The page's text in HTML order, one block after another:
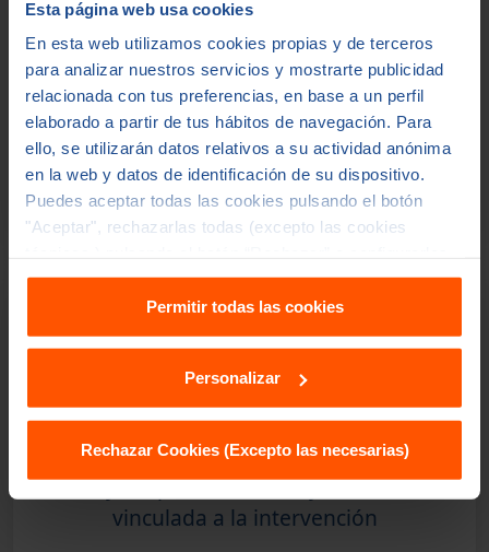
Esta página web usa cookies
En esta web utilizamos cookies propias y de terceros
para analizar nuestros servicios y mostrarte publicidad
relacionada con tus preferencias, en base a un perfil
elaborado a partir de tus hábitos de navegación. Para
ello, se utilizarán datos relativos a su actividad anónima
en la web y datos de identificación de su dispositivo.
Puedes aceptar todas las cookies pulsando el botón
"Aceptar", rechazarlas todas (excepto las cookies
en "Personalizar". Para más información accede a
política de cookiesy política de privacidad
Permitir todas las cookies
Personalizar
Rechazar Cookies (Excepto las necesarias)
✅ Si el centro está concertado y la cobertura
aplica, el hospital suele facturar directamente
a ASISA. En pólizas con copagos, revisa si existe
algún coste asociado según condiciones.
Paso 5: Qué suele incluir la
asistencia (cesárea +
hospitalización)
Si entra en cobertura, normalmente
incluye el procedimiento y la estancia
vinculada a la intervención